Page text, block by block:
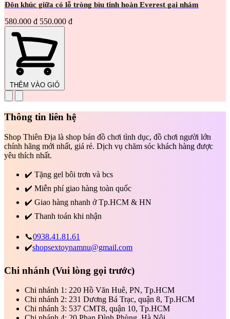
Đôn khúc giữa có lỗ tròng bìu tinh hoàn Everest gai nhám
580.000 đ 550.000 đ
THÊM VÀO GIỎ
Thông tin liên hệ
Shop Thiên Địa là shop bán đồ chơi tình dục, đồ chơi người lớn
chính hãng mới nhất, giá rẻ. Dịch vụ chăm sóc khách hàng được
yêu thích nhất.
✔️ Tặng gel bôi trơn và bcs
✔️ Miễn phí giao hàng toàn quốc
✔️ Giao hàng nhanh ở Tp.HCM & HN
✔️ Thanh toán khi nhận
📞0938.41.81.61
✔️shopsextoynamnu@gmail.com
Chi nhánh (Vui lòng gọi trước)
Chi nhánh 1: 220 Hồ Văn Huê, PN, Tp.HCM
Chi nhánh 2: 231 Dương Bá Trạc, quận 8, Tp.HCM
Chi nhánh 3: 537 CMT8, quận 10, Tp.HCM